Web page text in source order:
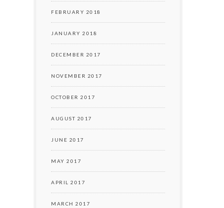
FEBRUARY 2018
JANUARY 2018
DECEMBER 2017
NOVEMBER 2017
OCTOBER 2017
AUGUST 2017
JUNE 2017
MAY 2017
APRIL 2017
MARCH 2017